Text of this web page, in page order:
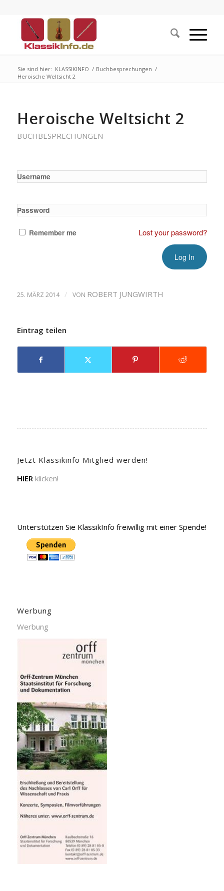
Sie sind hier: KLASSIKINFO / Buchbesprechungen /
Heroische Weltsicht 2
Heroische Weltsicht 2
BUCHBESPRECHUNGEN
Username
Password
Remember me Lost your password?
25. MÄRZ 2014 / VON ROBERT JUNGWIRTH
Eintrag teilen
Jetzt Klassikinfo Mitglied werden!
HIER klicken!
Unterstützen Sie KlassikInfo freiwillig mit einer Spende!
Werbung
Werbung